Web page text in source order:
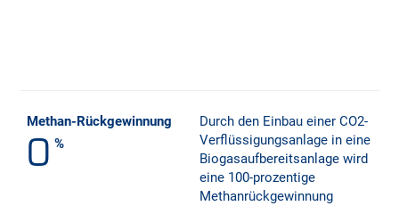
Methan-Rückgewinnung
0 %
Durch den Einbau einer CO2-
Verflüssigungsanlage in eine
Biogasaufbereitsanlage wird
eine 100-prozentige
Methanrückgewinnung